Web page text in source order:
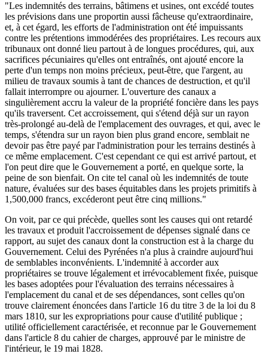
"Les indemnités des terrains, bâtimens et usines, ont excédé toutes
les prévisions dans une proportin aussi fâcheuse qu'extraordinaire,
et, à cet égard, les efforts de l'administration ont été impuissants
contre les prétentions immodérées des propriétaires. Les recours aux
tribunaux ont donné lieu partout à de longues procédures, qui, aux
sacrifices pécuniaires qu'elles ont entraînés, ont ajouté encore la
perte d'un temps non moins précieux, peut-être, que l'argent, au
milieu de travaux soumis à tant de chances de destruction, et qu'il
fallait interrompre ou ajourner. L'ouverture des canaux a
singulièrement accru la valeur de la propriété foncière dans les pays
qu'ils traversent. Cet accroissement, qui s'étend déjà sur un rayon
très-prolongé au-delà de l'emplacement des ouvrages, et qui, avec le
temps, s'étendra sur un rayon bien plus grand encore, semblait ne
devoir pas être payé par l'administration pour les terrains destinés à
ce même emplacement. C'est cependant ce qui est arrivé partout, et
l'on peut dire que le Gouvernement a porté, en quelque sorte, la
peine de son bienfait. On cite tel canal où les indemnités de toute
nature, évaluées sur des bases équitables dans les projets primitifs à
1,500,000 francs, excéderont peut être cinq millions."
On voit, par ce qui précède, quelles sont les causes qui ont retardé
les travaux et produit l'accroissement de dépenses signalé dans ce
rapport, au sujet des canaux dont la construction est à la charge du
Gouvernement. Celui des Pyrénées n'a plus à craindre aujourd'hui
de semblables inconvénients. L'indemnité à accorder aux
propriétaires se trouve légalement et irrévocablement fixée, puisque
les bases adoptées pour l'évaluation des terrains nécessaires à
l'emplacement du canal et de ses dépendances, sont celles qu'on
trouve clairement énoncées dans l'article 16 du titre 3 de la loi du 8
mars 1810, sur les expropriations pour cause d'utilité publique ;
utilité officiellement caractérisée, et reconnue par le Gouvernement
dans l'article 8 du cahier de charges, approuvé par le ministre de
l'intérieur, le 19 mai 1828.